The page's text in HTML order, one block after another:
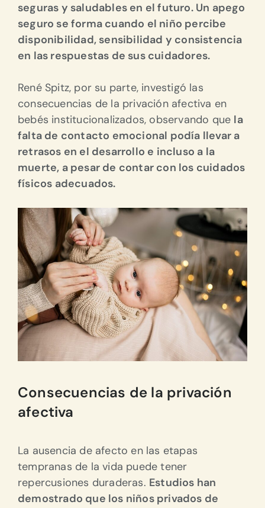
seguras y saludables en el futuro. Un apego
seguro se forma cuando el niño percibe
disponibilidad, sensibilidad y consistencia
en las respuestas de sus cuidadores.
René Spitz, por su parte, investigó las
consecuencias de la privación afectiva en
bebés institucionalizados, observando que la
falta de contacto emocional podía llevar a
retrasos en el desarrollo e incluso a la
muerte, a pesar de contar con los cuidados
físicos adecuados.
Consecuencias de la privación
afectiva
La ausencia de afecto en las etapas
tempranas de la vida puede tener
repercusiones duraderas. Estudios han
demostrado que los niños privados de